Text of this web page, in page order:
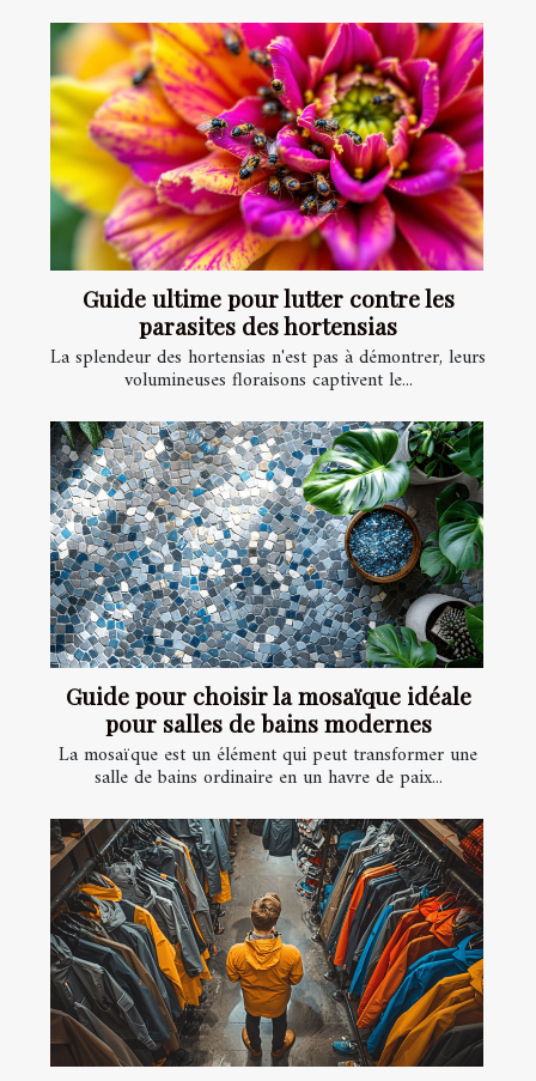
Guide ultime pour lutter contre les
parasites des hortensias
La splendeur des hortensias n'est pas à démontrer, leurs
volumineuses floraisons captivent le...
Guide pour choisir la mosaïque idéale
pour salles de bains modernes
La mosaïque est un élément qui peut transformer une
salle de bains ordinaire en un havre de paix...